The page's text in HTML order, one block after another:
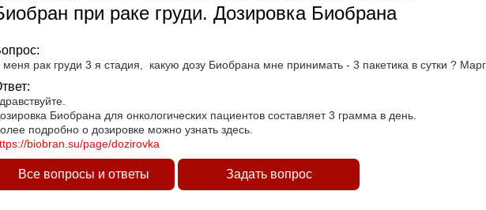
при раке груди. Дозировка Биобрана
меня рак груди 3 я стадия, какую дозу Биобрана мне принимать - 3 пакетика в сутки ?
Биобрана для онкологических пациентов составляет 3 грамма в день.
подробно о дозировке можно узнать здесь.
biobran.su/page/dozirovka
Все вопросы и ответы Задать вопрос